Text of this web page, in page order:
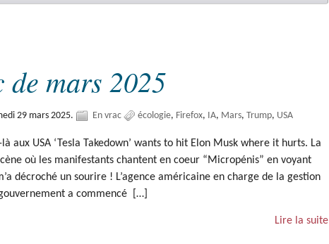
de mars 2025
29 mars 2025. En vrac écologie Firefox IA Mars Trump USA
aux USA ‘Tesla Takedown’ wants to hit Elon Musk where it hurts. La
où les manifestants chantent en coeur “Micropénis” en voyant
décroché un sourire ! L’agence américaine en charge de la gestion
a commencé […]
Lire la suite